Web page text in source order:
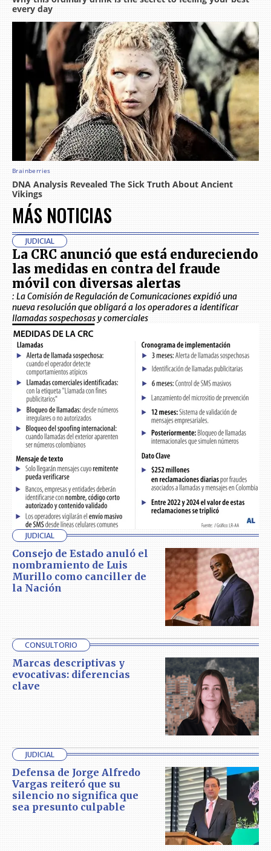
MÁS NOTICIAS
JUDICIAL
La CRC anunció que está endureciendo
las medidas en contra del fraude
móvil con diversas alertas
: La Comisión de Regulación de Comunicaciones expidió una
nueva resolución que obligará a los operadores a identificar
llamadas sospechosas y comerciales
JUDICIAL
Consejo de Estado anuló el
nombramiento de Luis
Murillo como canciller de
la Nación
CONSULTORIO
Marcas descriptivas y
evocativas: diferencias
clave
JUDICIAL
Defensa de Jorge Alfredo
Vargas reiteró que su
silencio no significa que
sea presunto culpable